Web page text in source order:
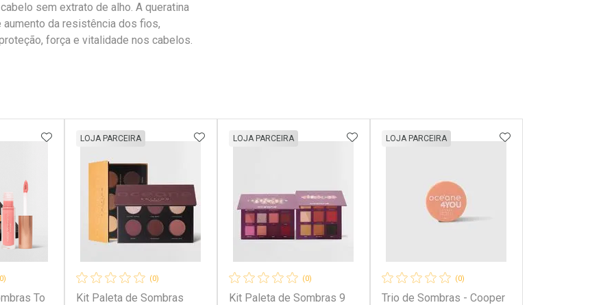
sem extrato de alho. A queratina
aumento da resistência dos fios,
força e vitalidade nos cabelos.
To
ADICIONAR AOS FAVORITOS
(0)
Kit Paleta de Sombras
LOJA PARCEIRA ADICIONAR AOS FAVORITOS
(0)
Kit Paleta de Sombras 9
LOJA PARCEIRA ADICIONAR AOS FAVORITOS
(0)
Trio de Sombras - Cooper
LOJA PARCEIRA ADICIONAR AOS